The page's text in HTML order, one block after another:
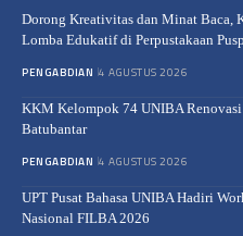
Dorong Kreativitas dan Minat Baca,
Lomba Edukatif di Perpustakaan
PENGABDIAN 4 AGUSTUS 2026
KKM Kelompok 74 UNIBA Renovasi
Batubantar
PENGABDIAN 4 AGUSTUS 2026
UPT Pusat Bahasa UNIBA Hadiri
Nasional FILBA 2026